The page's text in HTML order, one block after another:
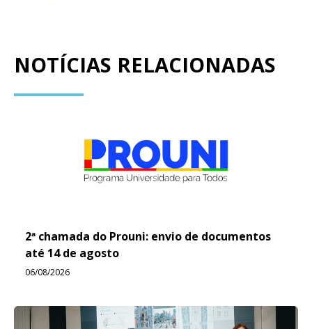
NOTÍCIAS RELACIONADAS
2ª chamada do Prouni: envio de documentos
até 14 de agosto
06/08/2026